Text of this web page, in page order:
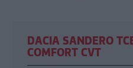
DACIA SANDERO
COMFORT CVT